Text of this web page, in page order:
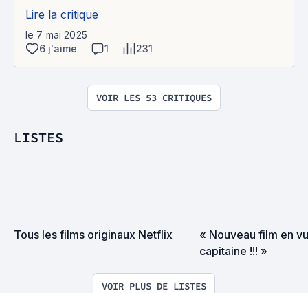
Lire la critique
le 7 mai 2025
6 j'aime
1 231
VOIR LES 53 CRITIQUES
LISTES
Tous les films originaux Netflix
« Nouveau film en
capitaine !!! »
VOIR PLUS DE LISTES